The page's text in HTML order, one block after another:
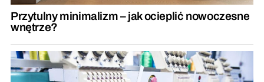
Przytulny minimalizm – jak ocieplić nowoczesne
wnętrze?